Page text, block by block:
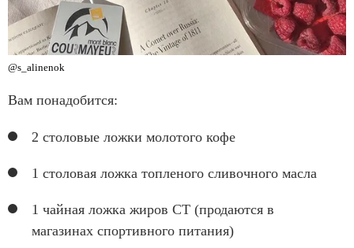
@s_alinenok
Вам понадобится:
2 столовые ложки молотого кофе
1 столовая ложка топленого сливочного масла
1 чайная ложка жиров СТ (продаются в
магазинах спортивного питания)